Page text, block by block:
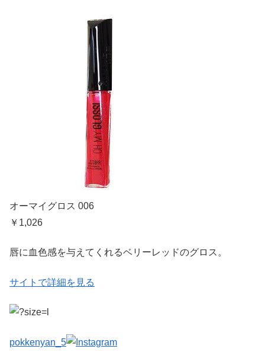
オーマイグロス 006
￥1,026
唇に血色感を与えてくれるベリーレッドのグロス。
サイトで詳細を見る
pokkenyan_5